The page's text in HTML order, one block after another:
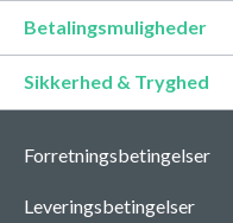
Betalingsmuligheder
Sikkerhed & Tryghed
Forretningsbetingelser
Leveringsbetingelser